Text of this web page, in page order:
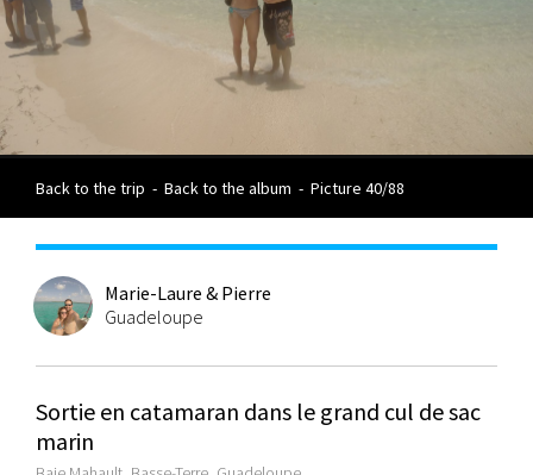
Back to the trip - Back to the album - Picture 40/88
Marie-Laure & Pierre
Guadeloupe
Sortie en catamaran dans le grand cul de sac
marin